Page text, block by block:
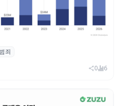
산 보유자 대상 폭력
액 3000만 달러 돌파
죄
0 6